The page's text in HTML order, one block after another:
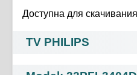
Доступна для
TV PHILIPS